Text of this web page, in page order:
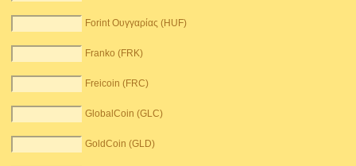
Forint Ουγγαρίας (HUF)
Franko (FRK)
Freicoin (FRC)
GlobalCoin (GLC)
GoldCoin (GLD)